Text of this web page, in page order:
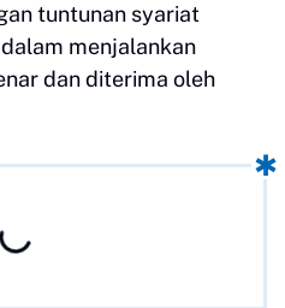
tuntunan syariat
menjalankan
dan diterima oleh